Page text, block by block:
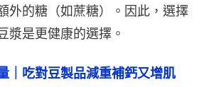
外的糖（如蔗糖）。因此，選擇
漿是更健康的選擇。
｜吃對豆製品減重補鈣又增肌